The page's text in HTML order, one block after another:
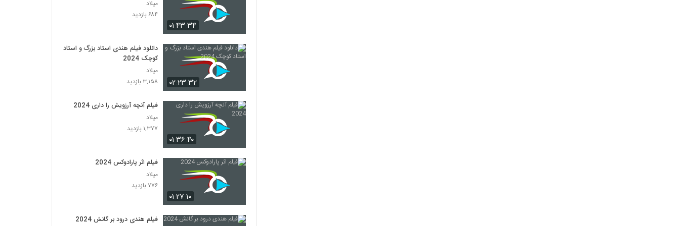
۰۱:۴۳:۳۴
میلاد
۶۸۴ بازدید
۰۲:۲۳:۳۲
دانلود فیلم هندی استاد بزرگ و استاد
کوچک 2024
میلاد
۳,۱۵۸ بازدید
۰۱:۳۶:۴۰
فیلم آنچه آرزویش را داری 2024
میلاد
۱,۳۷۷ بازدید
۰۱:۲۷:۱۰
فیلم اثر پارادوکس 2024
میلاد
۷۷۶ بازدید
فیلم هندی درود بر گانش 2024